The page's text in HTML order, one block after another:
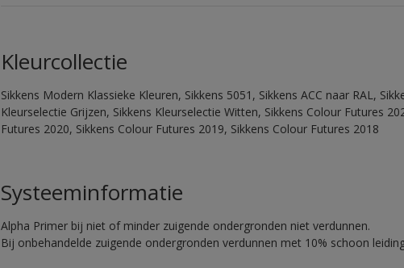
Kleurcollectie
Sikkens Modern Klassieke Kleuren, Sikkens 5051, Sikkens ACC naar RAL,
Kleurselectie Grijzen, Sikkens Kleurselectie Witten, Sikkens Colour Futures
Futures 2020, Sikkens Colour Futures 2019, Sikkens Colour Futures 2018
Systeeminformatie
Alpha Primer bij niet of minder zuigende ondergronden niet verdunnen.
Bij onbehandelde zuigende ondergronden verdunnen met 10% schoon